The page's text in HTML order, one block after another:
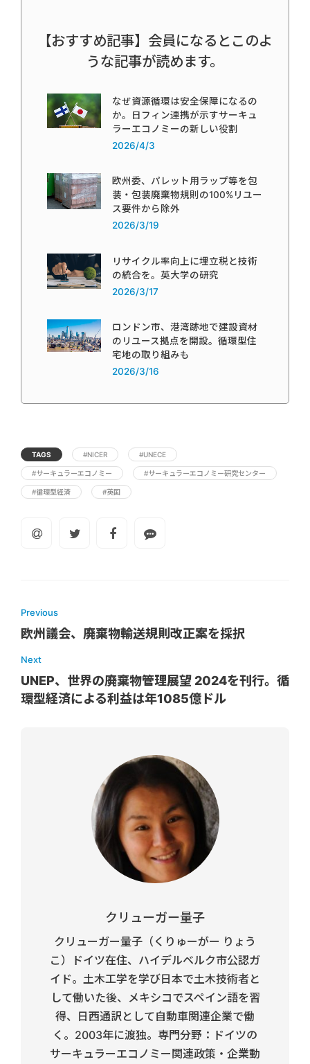
【おすすめ記事】会員になるとこのよ
うな記事が読めます。
なぜ資源循環は安全保障になるの
か。日フィン連携が示すサーキュ
ラーエコノミーの新しい役割
2026/4/3
欧州委、パレット用ラップ等を包
装・包装廃棄物規則の100%リユー
ス要件から除外
2026/3/19
リサイクル率向上に埋立税と技術
の統合を。英大学の研究
2026/3/17
ロンドン市、港湾跡地で建設資材
のリユース拠点を開設。循環型住
宅地の取り組みも
2026/3/16
TAGS #NICER #UNECE
#サーキュラーエコノミー #サーキュラーエコノミー研究センター
#循環型経済 #英国
Previous
欧州議会、廃棄物輸送規則改正案を採択
Next
UNEP、世界の廃棄物管理展望 2024を刊行。循
環型経済による利益は年1085億ドル
クリューガー量子
クリューガー量子（くりゅーがー りょう
こ）ドイツ在住、ハイデルベルク市公認ガ
イド。土木工学を学び日本で土木技術者と
して働いた後、メキシコでスペイン語を習
得、日西通訳として自動車関連企業で働
く。2003年に渡独。専門分野：ドイツの
サーキュラーエコノミー関連政策・企業動